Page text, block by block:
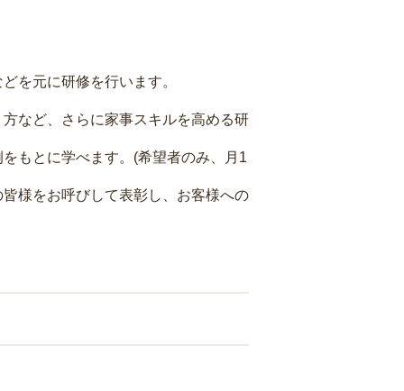
を元に研修を行います。
など、さらに家事スキルを高める研
もとに学べます。(希望者のみ、月1
様をお呼びして表彰し、お客様への